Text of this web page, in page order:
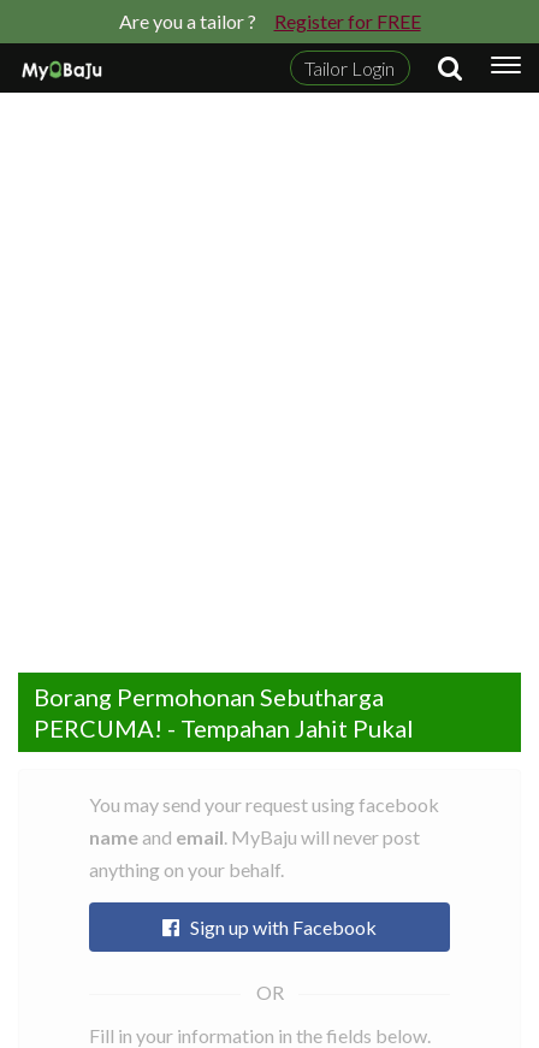
Are you a tailor ? Register for FREE
Tailor Login
Cari
Item
Senarai
Tailors
Rate
FAQ
Contact
Us
Daftar
Sebagai
Log
Masuk
Facebook Instagram
Borang Permohonan Sebutharga
PERCUMA! - Tempahan Jahit Pukal
You may send your request using facebook
name and email. MyBaju will never post
anything on your behalf.
Sign up with Facebook
Fill in your information in the fields below.